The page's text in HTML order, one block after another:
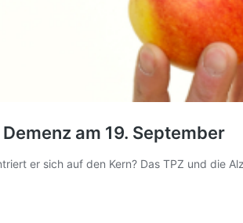
am 19. September
er sich auf den Kern? Das TPZ und die